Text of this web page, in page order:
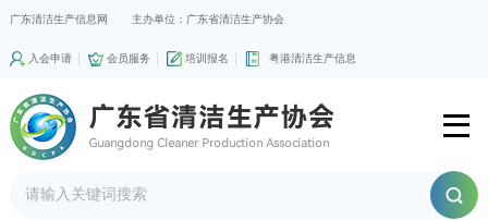
广东清洁生产信息网 主办单位：广东省清洁生产协会
入会申请 会员服务 培训报名 粤港清洁生产信息